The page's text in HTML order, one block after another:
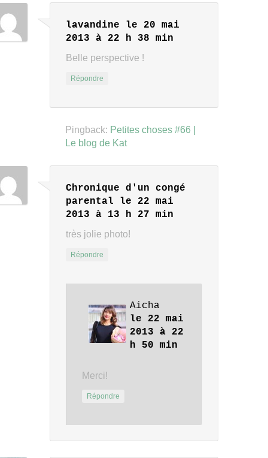
lavandine
le 20 mai
2013 à 22 h 38 min
Belle perspective !
Répondre
Pingback: Petites choses #66 |
Le blog de Kat
Chronique d'un congé
parental
le 22 mai
2013 à 13 h 27 min
très jolie photo!
Répondre
Aicha
le 22 mai
2013 à 22
h 50 min
Merci!
Répondre